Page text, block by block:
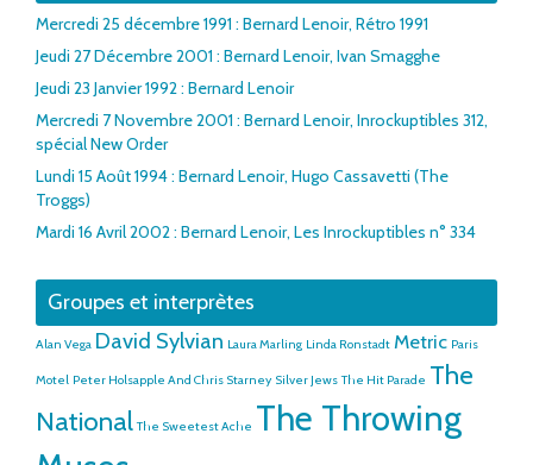
Mercredi 25 décembre 1991 : Bernard Lenoir, Rétro 1991
Jeudi 27 Décembre 2001 : Bernard Lenoir, Ivan Smagghe
Jeudi 23 Janvier 1992 : Bernard Lenoir
Mercredi 7 Novembre 2001 : Bernard Lenoir, Inrockuptibles 312,
spécial New Order
Lundi 15 Août 1994 : Bernard Lenoir, Hugo Cassavetti (The
Troggs)
Mardi 16 Avril 2002 : Bernard Lenoir, Les Inrockuptibles n° 334
Groupes et interprètes
Alan Vega David Sylvian Laura Marling Linda Ronstadt Metric Paris
Motel Peter Holsapple And Chris Starney Silver Jews The Hit Parade The
National The Sweetest Ache The Throwing